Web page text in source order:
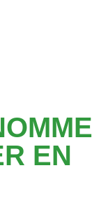
EN